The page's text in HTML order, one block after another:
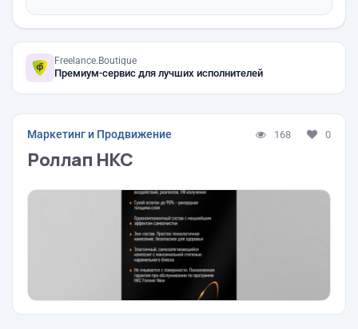
Freelance.Boutique
Премиум-сервис для лучших исполнителей
Маркетинг и Продвижение 168 0
Роллап НКС